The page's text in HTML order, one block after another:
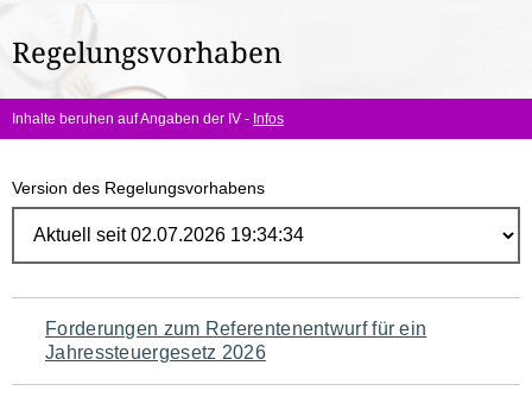
hier:
Regelungsvorhaben
Inhalte beruhen auf Angaben der IV - Infos
Version des Regelungsvorhabens
Navigation
für
Forderungen zum Referentenentwurf für ein
Jahressteuergesetz 2026